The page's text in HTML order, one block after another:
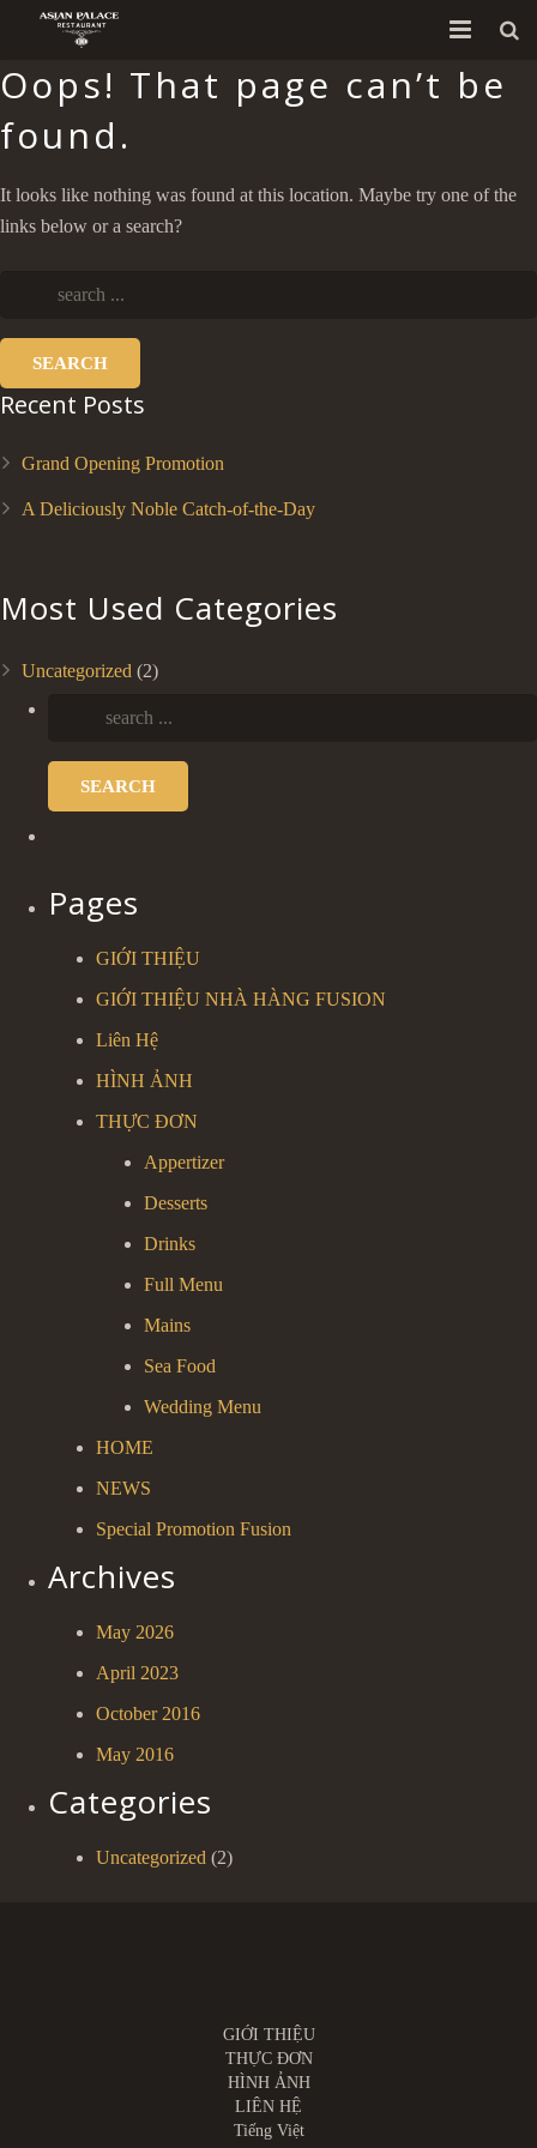
GIỚI THIỆU
THỰC ĐƠN
HÌNH ẢNH
Tiếng Việt
Oops! That page can’t be
found.
It looks like nothing was found at this location. Maybe try one of the
links below or a search?
SEARCH
Recent Posts
Grand Opening Promotion
A Deliciously Noble Catch-of-the-Day
Most Used Categories
Uncategorized (2)
SEARCH
Pages
GIỚI THIỆU
GIỚI THIỆU NHÀ HÀNG FUSION
Liên Hệ
HÌNH ẢNH
THỰC ĐƠN
Appertizer
Desserts
Drinks
Full Menu
Mains
Sea Food
Wedding Menu
HOME
NEWS
Special Promotion Fusion
Archives
May 2026
April 2023
October 2016
May 2016
Categories
Uncategorized (2)
GIỚI THIỆU
THỰC ĐƠN
HÌNH ẢNH
LIÊN HỆ
Tiếng Việt